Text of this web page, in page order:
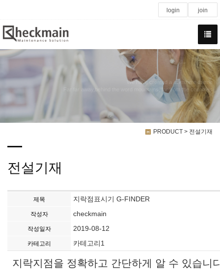
login join
We have created a awesome theme
Far far away,behind the word mountains, far from the countries
PRODUCT > 전설기재
전설기재
제목 지락점표시기 G-FINDER
작성자 checkmain
작성일자 2019-08-12
카테고리 카테고리1
지락지점을 정확하고 간단하게 알 수 있습니